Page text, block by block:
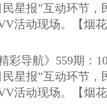
星报”互动环节
活动现场。【烟
彩导航》559期：
星报”互动环节
活动现场。【烟